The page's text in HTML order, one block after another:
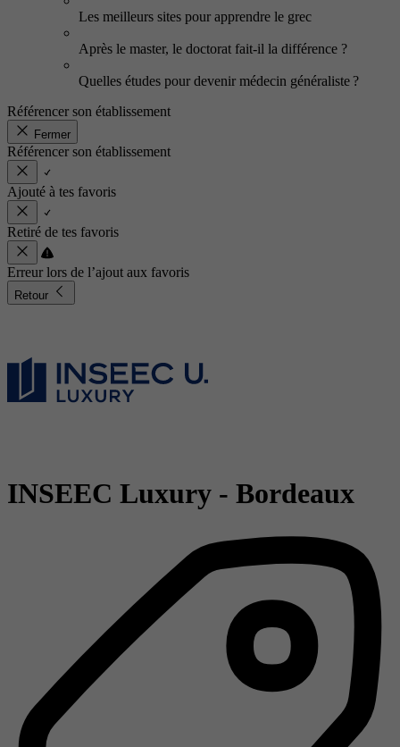
Les meilleurs sites pour apprendre le grec
Après le master, le doctorat fait-il la différence ?
Quelles études pour devenir médecin généraliste ?
Référencer son établissement
Fermer
Référencer son établissement
Ajouté à tes favoris
Retiré de tes favoris
Erreur lors de l’ajout aux favoris
Retour
INSEEC Luxury - Bordeaux